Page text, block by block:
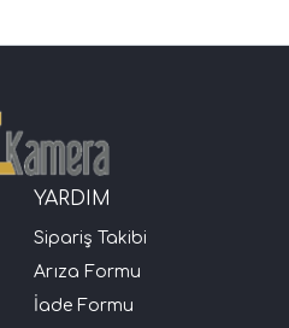
YARDIM
Sipariş Takibi
Arıza Formu
İade Formu